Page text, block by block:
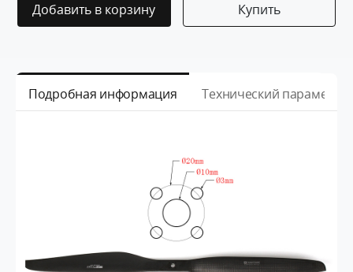
Добавить в корзину Купить
Подробная информация Технический параметр